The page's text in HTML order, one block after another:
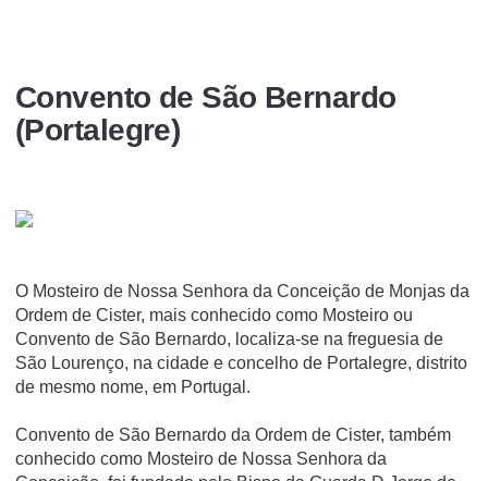
Convento de São Bernardo
(Portalegre)
O Mosteiro de Nossa Senhora da Conceição de Monjas da
Ordem de Cister, mais conhecido como Mosteiro ou
Convento de São Bernardo, localiza-se na freguesia de
São Lourenço, na cidade e concelho de Portalegre, distrito
de mesmo nome, em Portugal.
Convento de São Bernardo da Ordem de Cister, também
conhecido como Mosteiro de Nossa Senhora da